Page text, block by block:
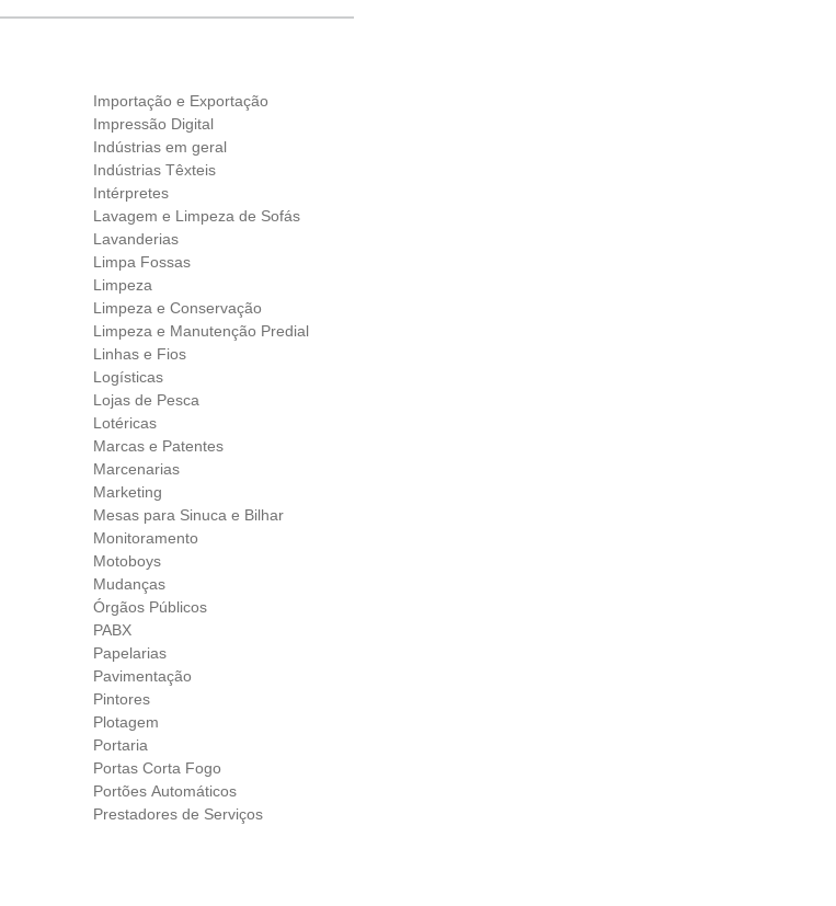
Importação e Exportação
Impressão Digital
Indústrias em geral
Indústrias Têxteis
Intérpretes
Lavagem e Limpeza de Sofás
Lavanderias
Limpa Fossas
Limpeza
Limpeza e Conservação
Limpeza e Manutenção Predial
Linhas e Fios
Logísticas
Lojas de Pesca
Lotéricas
Marcas e Patentes
Marcenarias
Marketing
Mesas para Sinuca e Bilhar
Monitoramento
Motoboys
Mudanças
Órgãos Públicos
PABX
Papelarias
Pavimentação
Pintores
Plotagem
Portaria
Portas Corta Fogo
Portões Automáticos
Prestadores de Serviços